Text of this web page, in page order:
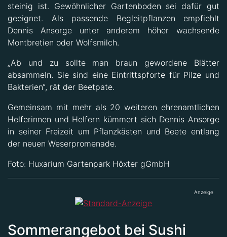
steinig ist. Gewöhnlicher Gartenboden sei dafür gut
geeignet. Als passende Begleitpflanzen empfiehlt
Dennis Ansorge unter anderem höher wachsende
Montbretien oder Wolfsmilch.
„Ab und zu sollte man braun gewordene Blätter
absammeln. Sie sind eine Eintrittspforte für Pilze und
Bakterien“, rät der Beetpate.
Gemeinsam mit mehr als 20 weiteren ehrenamtlichen
Helferinnen und Helfern kümmert sich Dennis Ansorge
in seiner Freizeit um Pflanzkästen und Beete entlang
der neuen Weserpromenade.
Foto: Huxarium Gartenpark Höxter gGmbH
Anzeige
Sommerangebot bei Sushi